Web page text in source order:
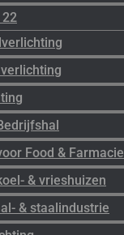
22
Food & Farmacie
& vrieshuizen
& staalindustrie